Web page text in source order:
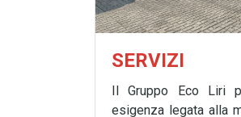
SERVIZI
Il Gruppo Eco Liri
esigenza legata alla